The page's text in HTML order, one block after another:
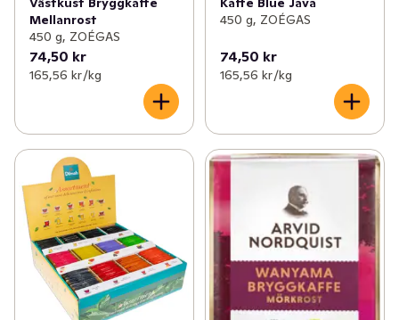
Mellanrost
450 g, ZOÉGAS
74,50 kr
165,56 kr /kg
450 g, ZOÉGAS
74,50 kr
165,56 kr /kg